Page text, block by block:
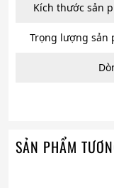
Kích thước sản
Trọng lượng sản
SẢN PHẨM